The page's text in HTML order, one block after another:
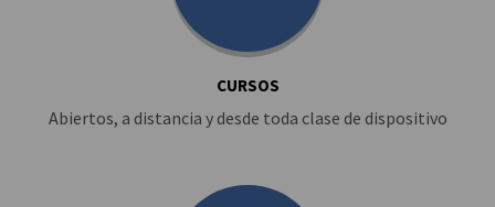
CURSOS
Abiertos, a distancia y desde toda clase de dispositivo